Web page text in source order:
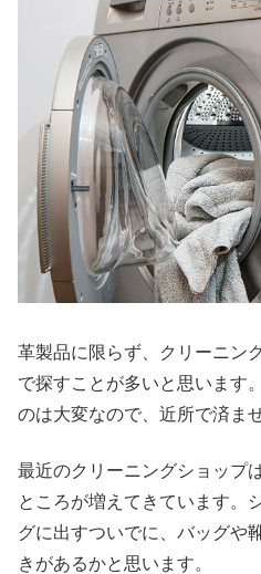
革製品に限らず、クリーニン
で探すことが多いと思います
のは大変なので、近所で済ま
最近のクリーニングショップ
ところが増えてきています。
グに出すついでに、バッグや
きがあるかと思います。